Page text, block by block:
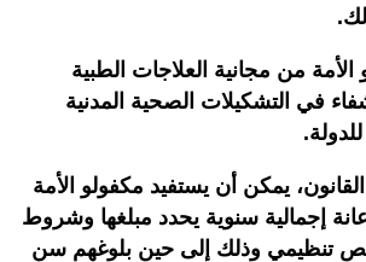
من مجانية العلاجات الطبية
في التشكيلات الصحية المدنية
يمكن أن يستفيد مكفولو الأمة
إجمالية سنوية يحدد مبلغها وشروط
تنظيمي وذلك إلى حين بلوغهم سن